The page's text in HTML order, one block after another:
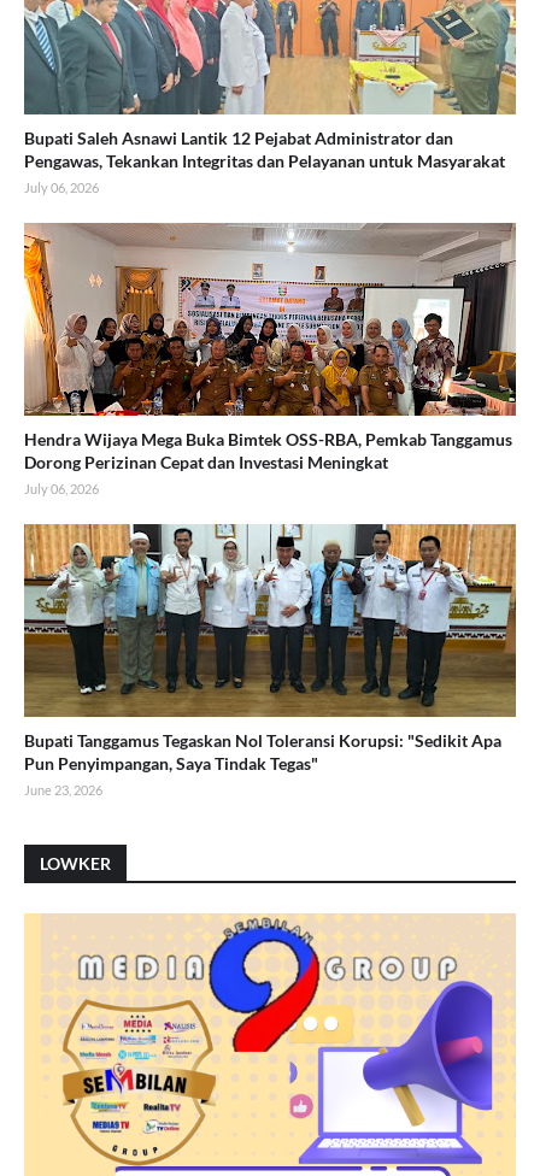
Bupati Saleh Asnawi Lantik 12 Pejabat Administrator dan
Pengawas, Tekankan Integritas dan Pelayanan untuk Masyarakat
July 06, 2026
Hendra Wijaya Mega Buka Bimtek OSS-RBA, Pemkab Tanggamus
Dorong Perizinan Cepat dan Investasi Meningkat
July 06, 2026
Bupati Tanggamus Tegaskan Nol Toleransi Korupsi: "Sedikit Apa
Pun Penyimpangan, Saya Tindak Tegas"
June 23, 2026
LOWKER